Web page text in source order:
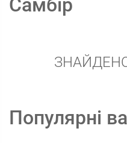
Самбір
Популярні